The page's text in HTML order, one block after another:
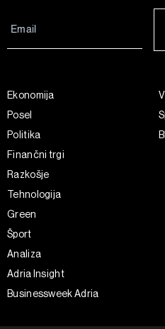
Ekonomija
Posel
Politika
Finančni trgi
Razkošje
Tehnologija
Green
Šport
Analiza
Adria Insight
Businessweek Adria